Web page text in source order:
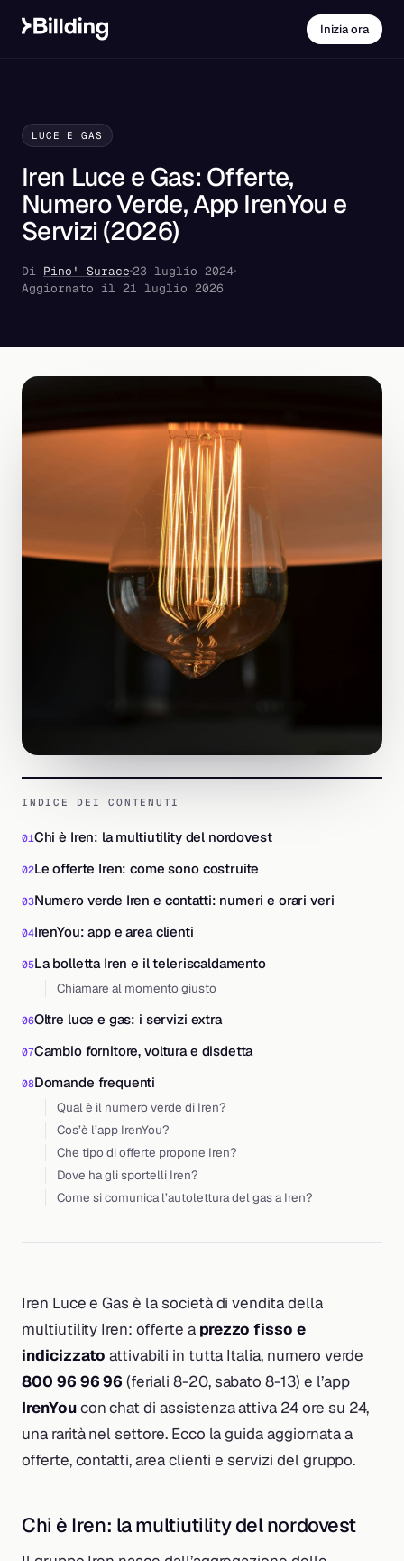
Inizia ora
LUCE E GAS
Iren Luce e Gas: Offerte,
Numero Verde, App IrenYou e
Servizi (2026)
Di Pino' Surace 23 luglio 2024
Aggiornato il 21 luglio 2026
INDICE DEI CONTENUTI
Chi è Iren: la multiutility del nordovest
Le offerte Iren: come sono costruite
Numero verde Iren e contatti: numeri e orari veri
IrenYou: app e area clienti
La bolletta Iren e il teleriscaldamento
Chiamare al momento giusto
Oltre luce e gas: i servizi extra
Cambio fornitore, voltura e disdetta
Domande frequenti
Qual è il numero verde di Iren?
Cos’è l’app IrenYou?
Che tipo di offerte propone Iren?
Dove ha gli sportelli Iren?
Come si comunica l’autolettura del gas a Iren?
Iren Luce e Gas è la società di vendita della
multiutility Iren: offerte a prezzo fisso e
indicizzato attivabili in tutta Italia, numero verde
800 96 96 96 (feriali 8-20, sabato 8-13) e l’app
IrenYoucon chat di assistenza attiva 24 ore su 24,
una rarità nel settore. Ecco la guida aggiornata a
offerte, contatti, area clienti e servizi del gruppo.
Chi è Iren: la multiutility del nordovest